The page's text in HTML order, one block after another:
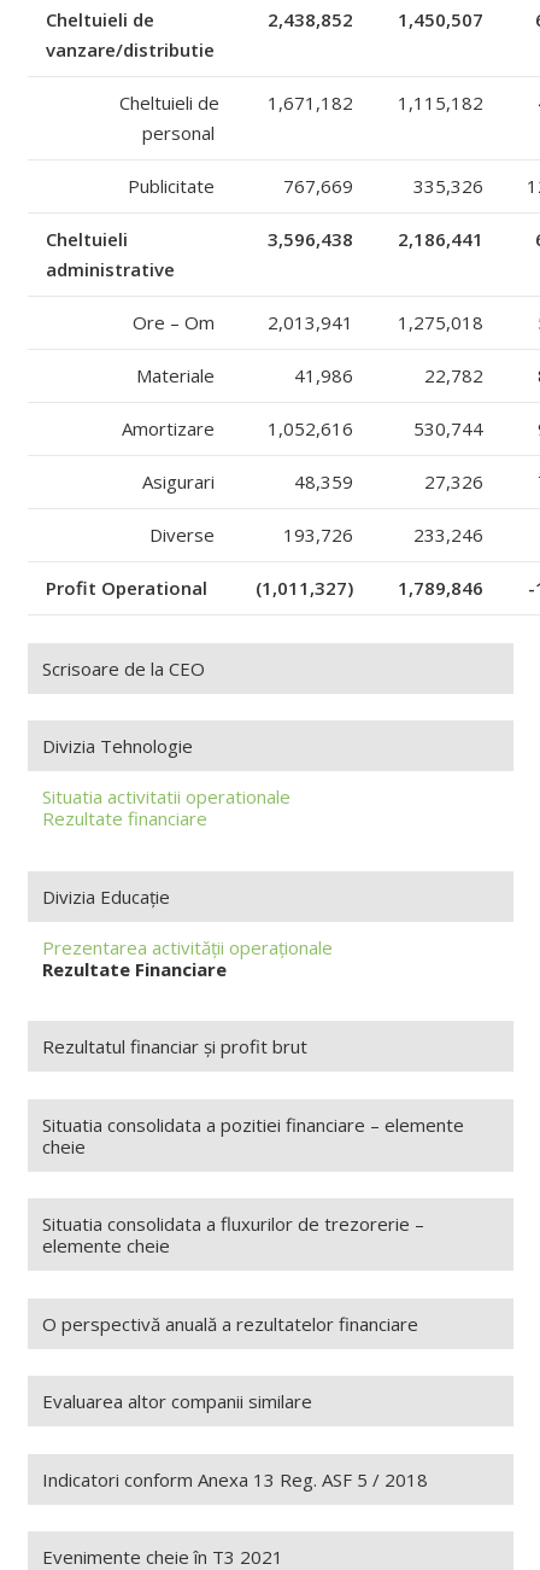
Cheltuieli de
vanzare/distributie
2,438,852 1,450,507
Cheltuieli de
personal
1,671,182 1,115,182
Publicitate 767,669 335,326
Cheltuieli
administrative
3,596,438 2,186,441
Ore – Om 2,013,941 1,275,018
Materiale 41,986 22,782
Amortizare 1,052,616 530,744
Asigurari 48,359 27,326
Diverse 193,726 233,246
Profit Operational (1,011,327) 1,789,846 -
Scrisoare de la CEO
Divizia Tehnologie
Situatia activitatii operationale
Rezultate financiare
Divizia Educație
Prezentarea activității operaționale
Rezultate Financiare
Rezultatul financiar și profit brut
Situatia consolidata a pozitiei financiare – elemente
cheie
Situatia consolidata a fluxurilor de trezorerie –
elemente cheie
O perspectivă anuală a rezultatelor financiare
Evaluarea altor companii similare
Indicatori conform Anexa 13 Reg. ASF 5 / 2018
Evenimente cheie în T3 2021